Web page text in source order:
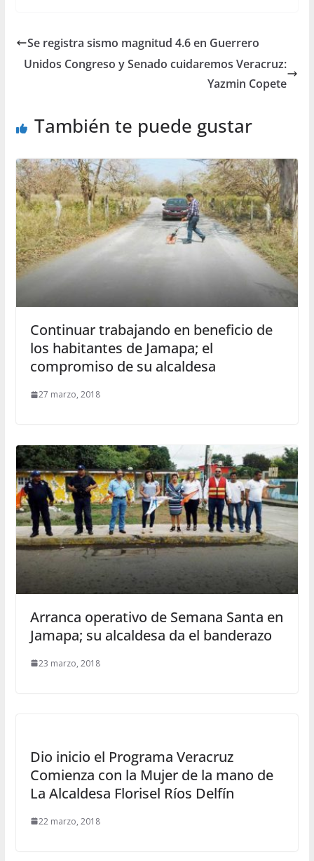
Se registra sismo magnitud 4.6 en Guerrero
Unidos Congreso y Senado cuidaremos Veracruz:
Yazmin Copete
También te puede gustar
Continuar trabajando en beneficio de
los habitantes de Jamapa; el
compromiso de su alcaldesa
27 marzo, 2018
Arranca operativo de Semana Santa en
Jamapa; su alcaldesa da el banderazo
23 marzo, 2018
Dio inicio el Programa Veracruz
Comienza con la Mujer de la mano de
La Alcaldesa Florisel Ríos Delfín
22 marzo, 2018